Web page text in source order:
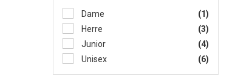
Dame
(1)
Herre
(3)
Junior
(4)
Unisex
(6)